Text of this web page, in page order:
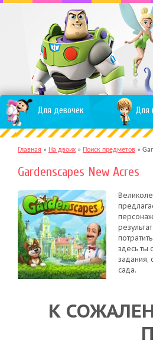
Для девочек Для
Главная » На двоих » Поиск предметов »
Gardenscapes New Acres
здесь ты
задания,
сада.
К